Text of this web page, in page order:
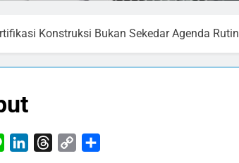
Konstruksi Bukan Sekedar Agenda Rutin
Line LinkedInThreads
Copy